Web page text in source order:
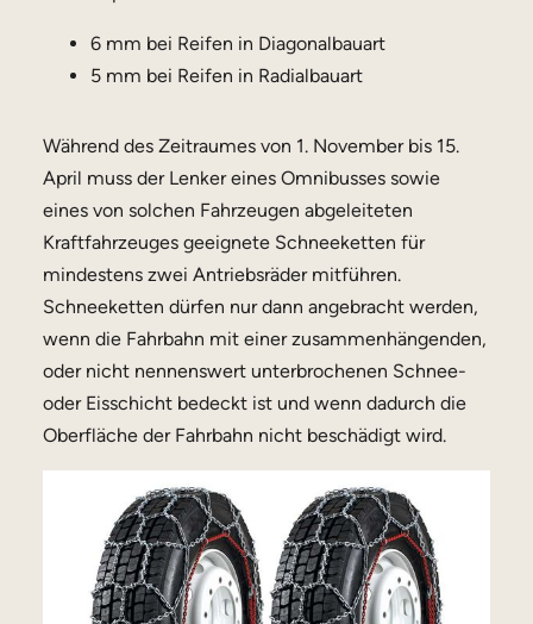
6 mm bei Reifen in Diagonalbauart
5 mm bei Reifen in Radialbauart
Während des Zeitraumes von 1. November bis 15.
April muss der Lenker eines Omnibusses sowie
eines von solchen Fahrzeugen abgeleiteten
Kraftfahrzeuges geeignete Schneeketten für
mindestens zwei Antriebsräder mitführen.
Schneeketten dürfen nur dann angebracht werden,
wenn die Fahrbahn mit einer zusammenhängenden,
oder nicht nennenswert unterbrochenen Schnee-
oder Eisschicht bedeckt ist und wenn dadurch die
Oberfläche der Fahrbahn nicht beschädigt wird.